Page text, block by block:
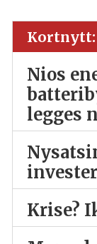
Kortnytt:
Nios
legges
Krise?